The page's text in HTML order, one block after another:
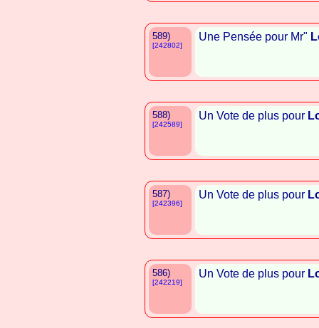
589)
[242802]
Une Pensée pour Mr"
588)
[242589]
Un Vote de plus pour
587)
[242396]
Un Vote de plus pour
586)
[242219]
Un Vote de plus pour